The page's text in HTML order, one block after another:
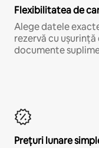
Flexibilitatea de
Alege datele
rezervă cu
documente
Prețuri lunare